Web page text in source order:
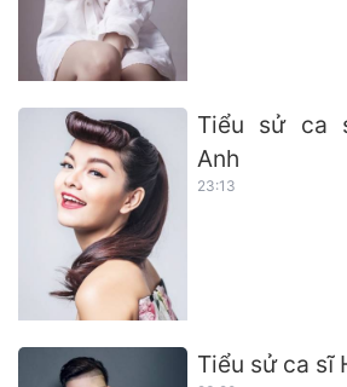
Tiểu sử ca
Anh
23:13
Tiểu sử ca sĩ